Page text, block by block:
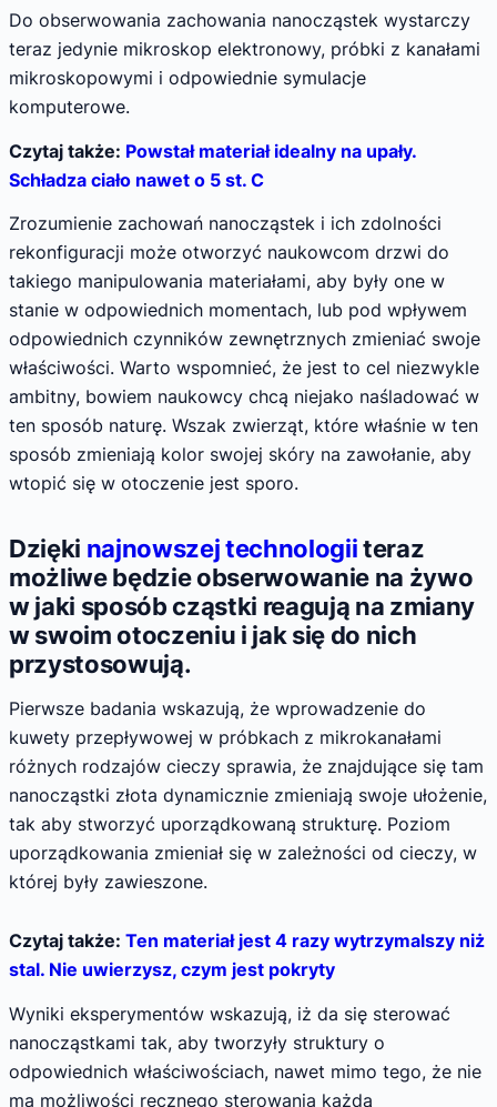
Do obserwowania zachowania nanocząstek wystarczy
teraz jedynie mikroskop elektronowy, próbki z kanałami
mikroskopowymi i odpowiednie symulacje
komputerowe.
Czytaj także: Powstał materiał idealny na upały.
Schładza ciało nawet o 5 st. C
Zrozumienie zachowań nanocząstek i ich zdolności
rekonfiguracji może otworzyć naukowcom drzwi do
takiego manipulowania materiałami, aby były one w
stanie w odpowiednich momentach, lub pod wpływem
odpowiednich czynników zewnętrznych zmieniać swoje
właściwości. Warto wspomnieć, że jest to cel niezwykle
ambitny, bowiem naukowcy chcą niejako naśladować w
ten sposób naturę. Wszak zwierząt, które właśnie w ten
sposób zmieniają kolor swojej skóry na zawołanie, aby
wtopić się w otoczenie jest sporo.
Dzięki najnowszej technologiiteraz
możliwe będzie obserwowanie na żywo
w jaki sposób cząstki reagują na zmiany
w swoim otoczeniu i jak się do nich
przystosowują.
Pierwsze badania wskazują, że wprowadzenie do
kuwety przepływowej w próbkach z mikrokanałami
różnych rodzajów cieczy sprawia, że znajdujące się tam
nanocząstki złota dynamicznie zmieniają swoje ułożenie,
tak aby stworzyć uporządkowaną strukturę. Poziom
uporządkowania zmieniał się w zależności od cieczy, w
której były zawieszone.
Czytaj także: Ten materiał jest 4 razy wytrzymalszy niż
stal. Nie uwierzysz, czym jest pokryty
Wyniki eksperymentów wskazują, iż da się sterować
nanocząstkami tak, aby tworzyły struktury o
odpowiednich właściwościach, nawet mimo tego, że nie
ma możliwości ręcznego sterowania każdą